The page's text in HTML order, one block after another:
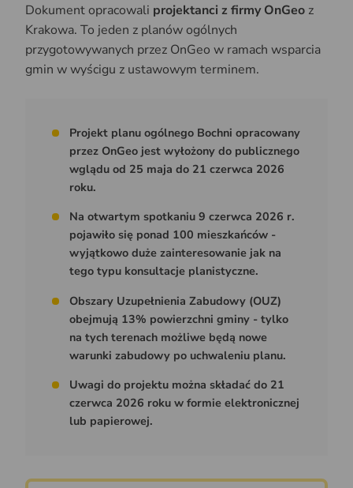
Dokument opracowali projektanci z firmy OnGeo z
Krakowa. To jeden z planów ogólnych
przygotowywanych przez OnGeo w ramach wsparcia
gmin w wyścigu z ustawowym terminem.
Projekt planu ogólnego Bochni opracowany
przez OnGeo jest wyłożony do publicznego
wglądu od 25 maja do 21 czerwca 2026
roku.
Na otwartym spotkaniu 9 czerwca 2026 r.
pojawiło się ponad 100 mieszkańców -
wyjątkowo duże zainteresowanie jak na
tego typu konsultacje planistyczne.
Obszary Uzupełnienia Zabudowy (OUZ)
obejmują 13% powierzchni gminy - tylko
na tych terenach możliwe będą nowe
warunki zabudowy po uchwaleniu planu.
Uwagi do projektu można składać do 21
czerwca 2026 roku w formie elektronicznej
lub papierowej.